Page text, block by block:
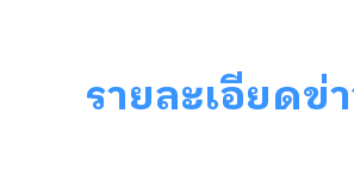
รายละเอียดข่